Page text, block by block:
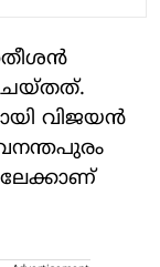
വിജയന്‍